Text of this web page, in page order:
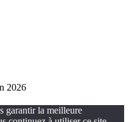
2026
garantir la meilleure